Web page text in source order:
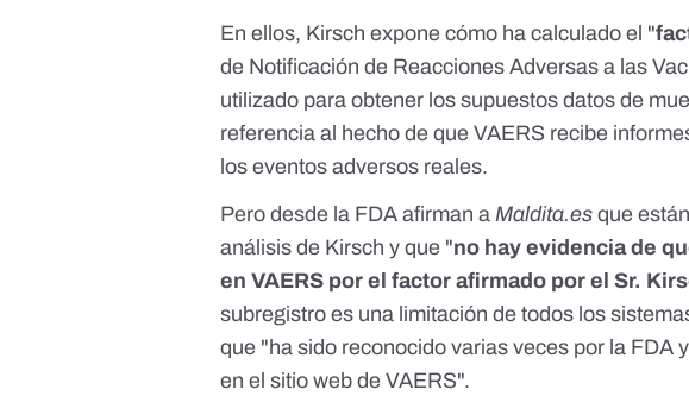
En ellos, Kirsch expone cómo ha calculado el "
de Notificación de Reacciones Adversas a las
utilizado para obtener los supuestos datos de
referencia al hecho de que VAERS recibe
los eventos adversos reales.
Pero desde la FDA afirman aMaldita.es que
análisis de Kirsch y que "no hay evidencia de
en VAERS por el factor afirmado por el Sr.
subregistro es una limitación de todos los
que "ha sido reconocido varias veces por la FDA
en elsitio web de VAERS".